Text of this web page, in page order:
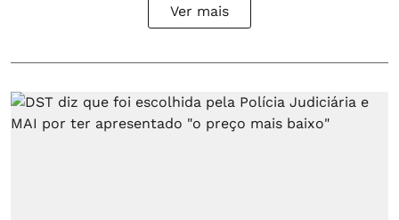
Ver mais